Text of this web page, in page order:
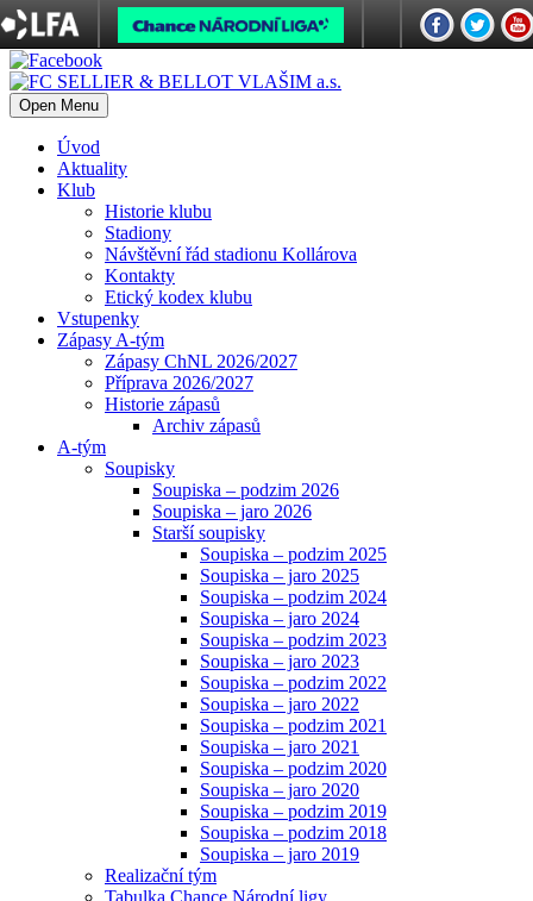
Open Menu
Úvod
Aktuality
Klub
Historie klubu
Stadiony
Návštěvní řád stadionu Kollárova
Kontakty
Etický kodex klubu
Vstupenky
Zápasy A-tým
Zápasy ChNL 2026/2027
Příprava 2026/2027
Historie zápasů
Archiv zápasů
A-tým
Soupisky
Soupiska – podzim 2026
Soupiska – jaro 2026
Starší soupisky
Soupiska – podzim 2025
Soupiska – jaro 2025
Soupiska – podzim 2024
Soupiska – jaro 2024
Soupiska – podzim 2023
Soupiska – jaro 2023
Soupiska – podzim 2022
Soupiska – jaro 2022
Soupiska – podzim 2021
Soupiska – jaro 2021
Soupiska – podzim 2020
Soupiska – jaro 2020
Soupiska – podzim 2019
Soupiska – podzim 2018
Soupiska – jaro 2019
Realizační tým
Tabulka Chance Národní ligy